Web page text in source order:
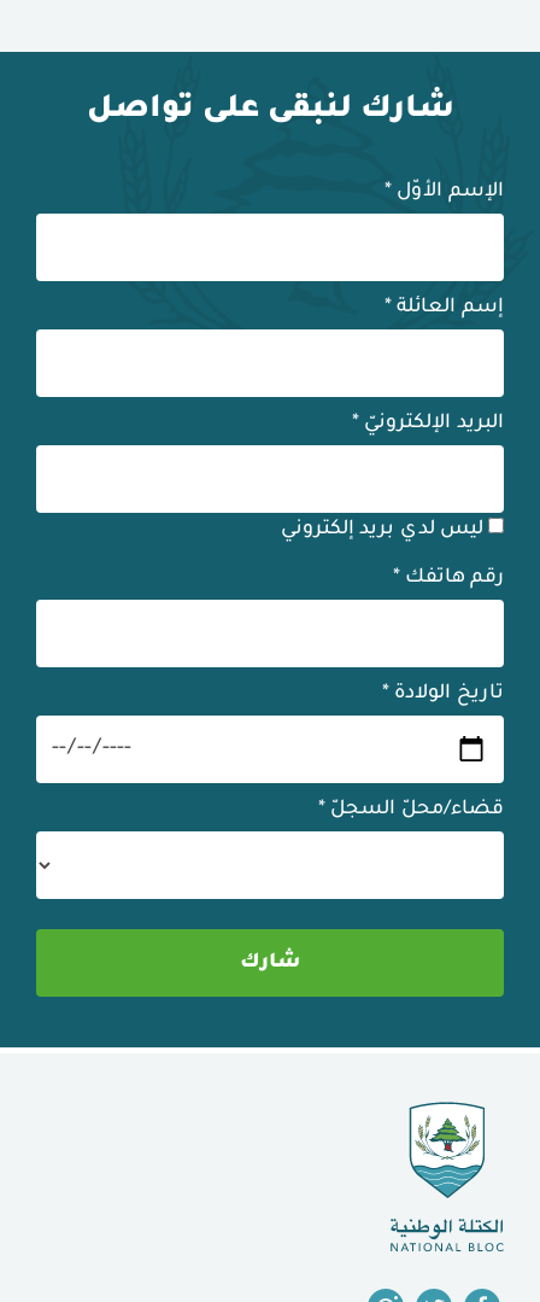
شارك لنبقى على تواصل
الإسم الأوّل *
إسم العائلة *
البريد الإلكترونيّ *
ليس لدي بريد إلكتروني
رقم هاتفك *
تاريخ الولادة *
قضاء/محلّ السجلّ *